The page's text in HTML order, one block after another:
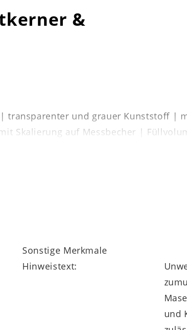
&
transparenter und grauer Kunststoff |
Skalierung auf Messbecher |
Sonstige Merkmale
Hinweistext:
und